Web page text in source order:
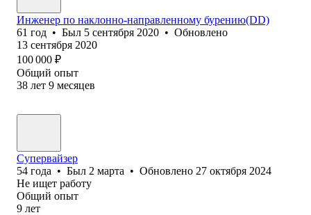
Инженер по наклонно-направленному бурению(DD)
61 год • Был 5 сентября 2020 • Обновлено
13 сентября 2020
100 000 ₽
Общий опыт
38 лет 9 месяцев
Супервайзер
54 года • Был 2 марта • Обновлено 27 октября 2024
Не ищет работу
Общий опыт
9 лет